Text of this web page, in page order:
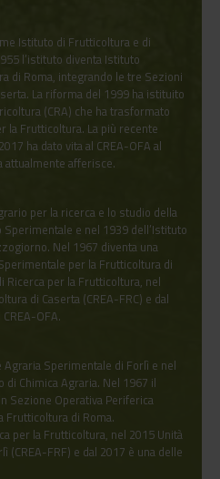
Istituto di Frutticoltura e di
l’istituto diventa Istituto
di Roma, integrando le tre Sezioni
La riforma del 1999 ha istituito
(CRA) che ha trasformato
la Frutticoltura. La più recente
ha dato vita al CREA-OFA al
attualmente afferisce.
per la ricerca e lo studio della
e nel 1939 dell’Istituto
Nel 1967 diventa una
per la Frutticoltura di
Ricerca per la Frutticoltura, nel
di Caserta (CREA-FRC) e dal
OFA.
Sperimentale di Forlì e nel
Chimica Agraria. Nel 1967 il
Sezione Operativa Periferica
Frutticoltura di Roma.
per la Frutticoltura, nel 2015 Unità
(CREA-FRF) e dal 2017 è una delle